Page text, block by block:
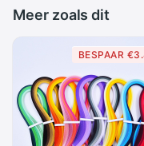
Meer zoals dit
BESPAAR